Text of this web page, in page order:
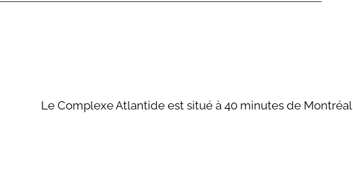
Le Complexe Atlantide est situé à 40 minutes de Montréal